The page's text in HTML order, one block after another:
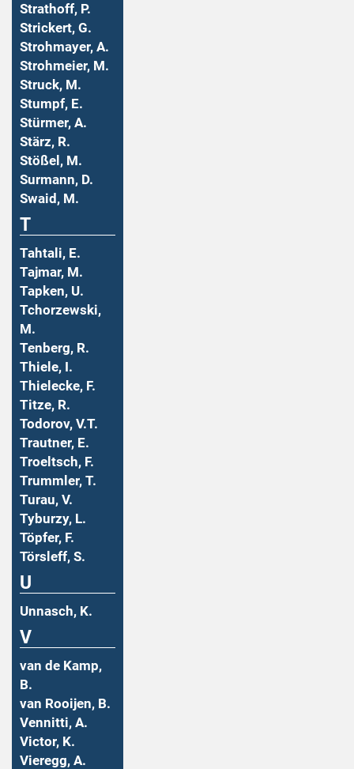
Strathoff, P.
Strickert, G.
Strohmayer, A.
Strohmeier, M.
Struck, M.
Stumpf, E.
Stürmer, A.
Stärz, R.
Stößel, M.
Surmann, D.
Swaid, M.
T
Tahtali, E.
Tajmar, M.
Tapken, U.
Tchorzewski,
M.
Tenberg, R.
Thiele, I.
Thielecke, F.
Titze, R.
Todorov, V.T.
Trautner, E.
Troeltsch, F.
Trummler, T.
Turau, V.
Tyburzy, L.
Töpfer, F.
Törsleff, S.
U
Unnasch, K.
V
van de Kamp,
B.
van Rooijen, B.
Vennitti, A.
Victor, K.
Vieregg, A.